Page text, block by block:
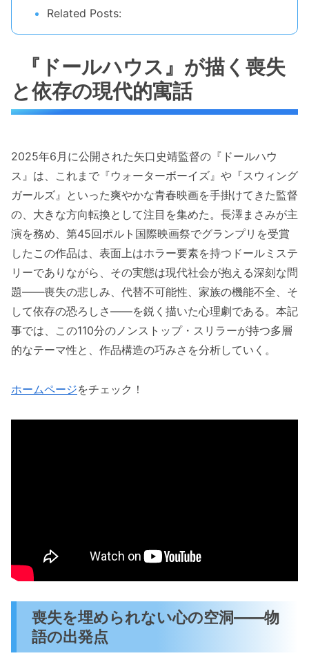
Related Posts:
『ドールハウス』が描く喪失
と依存の現代的寓話
2025年6月に公開された矢口史靖監督の『ドールハウ
ス』は、これまで『ウォーターボーイズ』や『スウィング
ガールズ』といった爽やかな青春映画を手掛けてきた監督
の、大きな方向転換として注目を集めた。長澤まさみが主
演を務め、第45回ポルト国際映画祭でグランプリを受賞
したこの作品は、表面上はホラー要素を持つドールミステ
リーでありながら、その実態は現代社会が抱える深刻な問
題——喪失の悲しみ、代替不可能性、家族の機能不全、そ
して依存の恐ろしさ——を鋭く描いた心理劇である。本記
事では、この110分のノンストップ・スリラーが持つ多層
的なテーマ性と、作品構造の巧みさを分析していく。
ホームページをチェック！
喪失を埋められない心の空洞——物
語の出発点